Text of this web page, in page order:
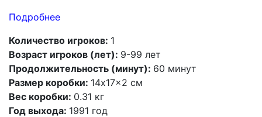
Подробнее
Количество игроков: 1
Возраст игроков (лет): 9-99 лет
Продолжительность (минут): 60 минут
Размер коробки: 14x17x2 см
Вес коробки: 0.31 кг
Год выхода: 1991 год